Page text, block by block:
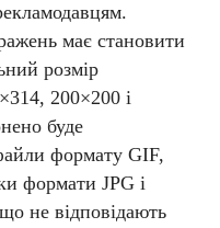
має становити
розмір
200×200 і
буде
формату GIF,
формати JPG і
не відповідають